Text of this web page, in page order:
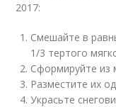
2017:
Смешайте в
1/3 тертого
Сформируйте из
Разместите их
Украсьте